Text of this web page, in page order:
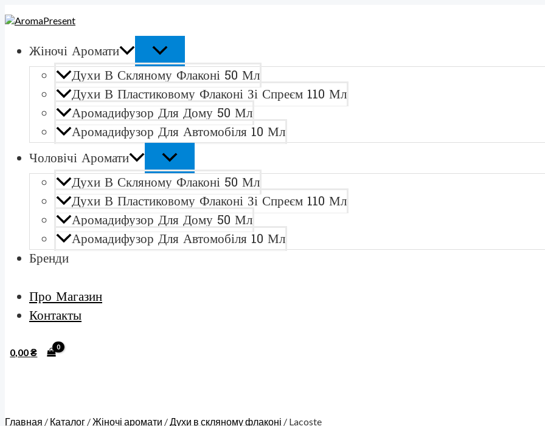
к
содержимому
Жіночі Аромати
Духи В Скляному Флаконі 50 Мл
Духи В Пластиковому Флаконі Зі Спреєм 110 Мл
Аромадифузор Для Дому 50 Мл
Аромадифузор Для Автомобіля 10 Мл
Чоловічі Аромати
Духи В Скляному Флаконі 50 Мл
Духи В Пластиковому Флаконі Зі Спреєм 110 Мл
Аромадифузор Для Дому 50 Мл
Аромадифузор Для Автомобіля 10 Мл
Бренди
Про Магазин
Контакты
0,00₴
Главная / Каталог /Жіночі аромати /Духи в скляному флаконі / Lacoste
товара
Lacoste
pour
femme
скляному